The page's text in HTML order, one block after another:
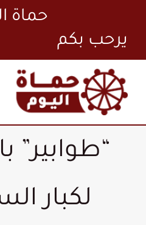
content
حماة
“طوابير”
لكبار